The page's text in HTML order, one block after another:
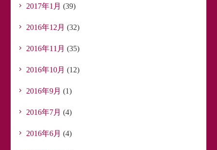
2017年1月 (39)
2016年12月 (32)
2016年11月 (35)
2016年10月 (12)
2016年9月 (1)
2016年7月 (4)
2016年6月 (4)